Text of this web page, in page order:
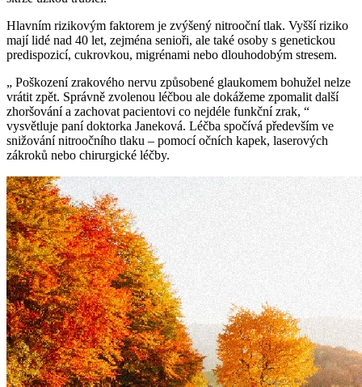
Hlavním rizikovým faktorem je zvýšený nitrooční tlak. Vyšší riziko
mají lidé nad 40 let, zejména senioři, ale také osoby s genetickou
predispozicí, cukrovkou, migrénami nebo dlouhodobým stresem.
„ Poškození zrakového nervu způsobené glaukomem bohužel nelze
vrátit zpět. Správně zvolenou léčbou ale dokážeme zpomalit další
zhoršování a zachovat pacientovi co nejdéle funkční zrak, “
vysvětluje paní doktorka Janeková. Léčba spočívá především ve
snižování nitroočního tlaku – pomocí očních kapek, laserových
zákroků nebo chirurgické léčby.